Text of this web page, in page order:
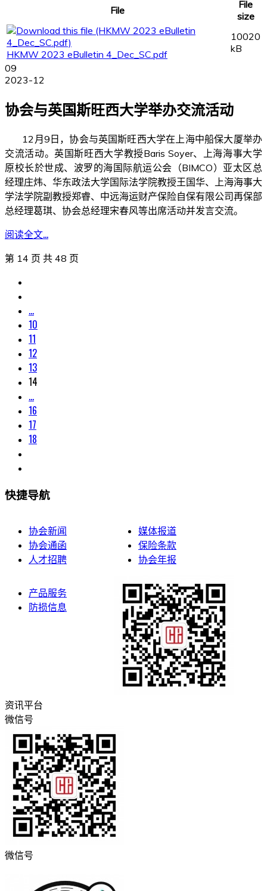
File
File
size
HKMW 2023 eBulletin 4_Dec_SC.pdf
10020
kB
09
2023-12
协会与英国斯旺西大学举办交流活动
12月9日，协会与英国斯旺西大学在上海中船保大厦举办
交流活动。英国斯旺西大学教授Baris Soyer、上海海事大学
原校长於世成、波罗的海国际航运公会（BIMCO）亚太区总
经理庄炜、华东政法大学国际法学院教授王国华、上海海事大
学法学院副教授郑睿、中远海运财产保险自保有限公司再保部
总经理葛琪、协会总经理宋春风等出席活动并发言交流。
阅读全文...
第 14 页 共 48 页
...
10
11
12
13
14
...
16
17
18
快捷导航
协会新闻
协会通函
人才招聘
媒体报道
保险条款
协会年报
产品服务
防损信息
资讯平台
微信号
微信号